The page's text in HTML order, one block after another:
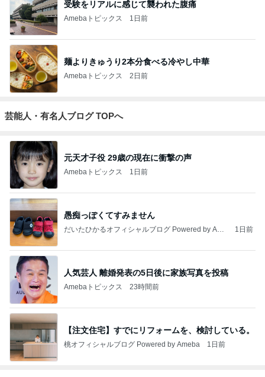
受験をリアルに感じて襲われた腹痛
Amebaトピックス 1日前
麺よりきゅうり2本分食べる冷やし中華
Amebaトピックス 2日前
芸能人・有名人ブログ TOPへ
元天才子役 29歳の現在に衝撃の声
Amebaトピックス 1日前
愚痴っぽくてすみません
だいたひかるオフィシャルブログ Powered by Ame
1日前
人気芸人 離婚発表の5日後に家族写真を投稿
Amebaトピックス 23時間前
【注文住宅】すでにリフォームを、検討している。
桃オフィシャルブログ Powered by Ameba 1日前